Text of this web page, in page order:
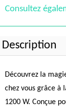
Consultez
Description
Découvrez la
chez vous grâce à
1200 W. Conçue